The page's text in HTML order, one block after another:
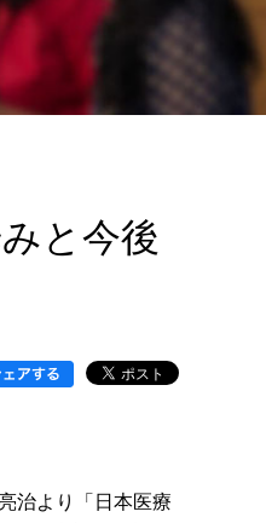
と今後
治より「日本医療